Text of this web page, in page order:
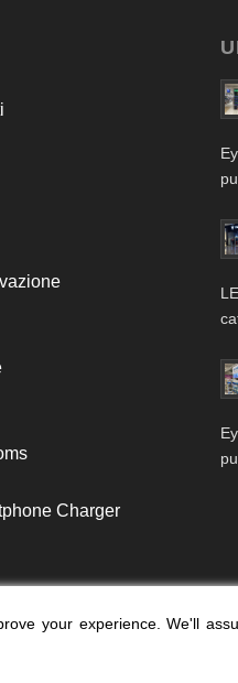
Charger
your experience. We'll